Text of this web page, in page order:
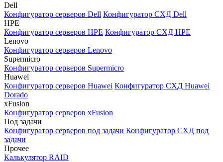
Dell
Конфигуратор серверов Dell Конфигуратор СХД Dell
HPE
Конфигуратор серверов HPE Конфигуратор СХД HPE
Lenovo
Конфигуратор серверов Lenovo
Supermicro
Конфигуратор серверов Supermicro
Huawei
Конфигуратор серверов Huawei Конфигуратор СХД Huawei
Dorado
xFusion
Конфигуратор серверов xFusion
Под задачи
Конфигуратор серверов под задачи Конфигуратор СХД под
задачи
Прочее
Калькулятор RAID